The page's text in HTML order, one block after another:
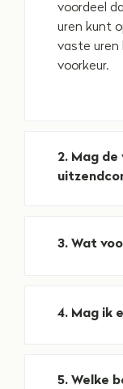
voordeel
uren kunt
vaste uren
voorkeur.
2. Mag de
3. Wat
4. Mag ik
5. Welke